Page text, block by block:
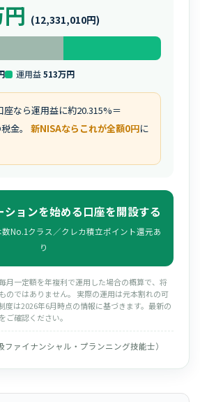
(12,331,010円)
運用益513万円
座なら運用益に約20.315%＝
金。 新NISAならこれが全額0円に
ションを始める口座を開設する
No.1クラス／クレカ積立ポイント還元あ
り
月一定額を年複利で運用した場合の概算で、将
のではありません。 実際の運用は元本割れの可
度は2026年6月時点の情報に基づきます。最新の
ご確認ください。
ファイナンシャル・プランニング技能士）